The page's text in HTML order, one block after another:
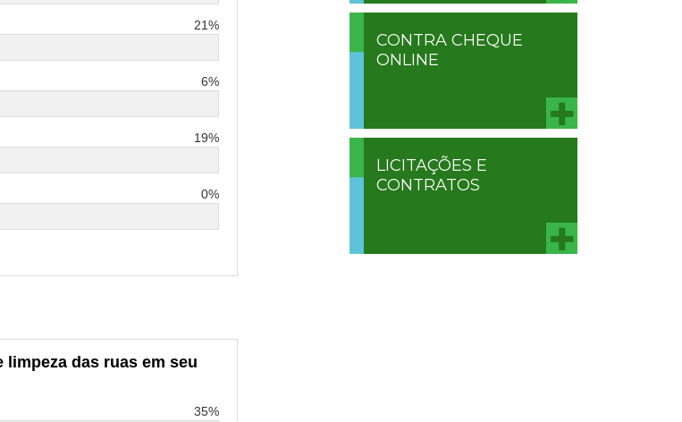
21%
6%
19%
0%
das ruas em seu
35%
CONTRA CHEQUE
ONLINE
LICITAÇÕES E
CONTRATOS